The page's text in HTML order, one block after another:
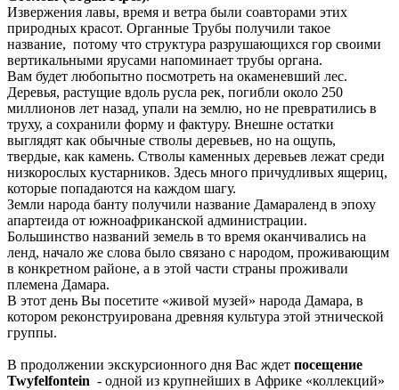
Извержения лавы, время и ветра были соавторами этих
природных красот. Органные Трубы получили такое
название, потому что структура разрушающихся гор своими
вертикальными ярусами напоминает трубы органа.
Вам будет любопытно посмотреть на окаменевший лес.
Деревья, растущие вдоль русла рек, погибли около 250
миллионов лет назад, упали на землю, но не превратились в
труху, а сохранили форму и фактуру. Внешне остатки
выглядят как обычные стволы деревьев, но на ощупь,
твердые, как камень. Стволы каменных деревьев лежат среди
низкорослых кустарников. Здесь много причудливых ящериц,
которые попадаются на каждом шагу.
Земли народа банту получили название Дамараленд в эпоху
апартеида от южноафриканской администрации.
Большинство названий земель в то время оканчивались на
ленд, начало же слова было связано с народом, проживающим
в конкретном районе, а в этой части страны проживали
племена Дамара.
В этот день Вы посетите «живой музей» народа Дамара, в
котором реконструирована древняя культура этой этнической
группы.
В продолжении экскурсионного дня Вас ждет посещение
Twyfelfontein - одной из крупнейших в Африке «коллекций»